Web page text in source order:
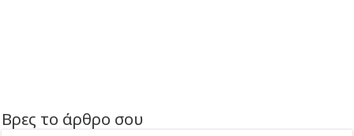
Βρες το άρθρο σου